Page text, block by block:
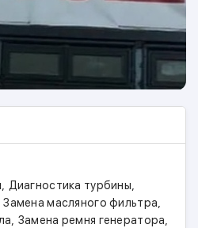
, Диагностика турбины,
Замена масляного фильтра,
, Замена ремня генератора,